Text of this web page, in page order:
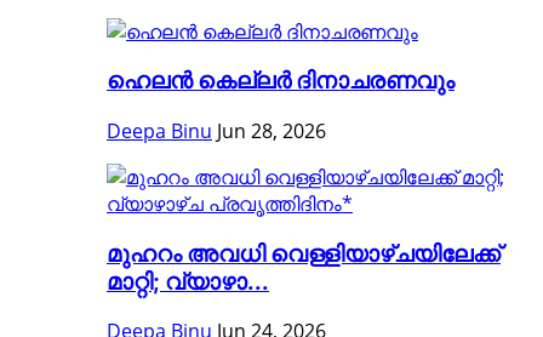
ഹെലന്‍ കെല്ലര്‍ ദിനാചരണവും
Deepa Binu Jun 28, 2026
മുഹറം അവധി വെള്ളിയാഴ്ചയിലേക്ക്
മാറ്റി; വ്യാഴാ...
Deepa Binu Jun 24, 2026